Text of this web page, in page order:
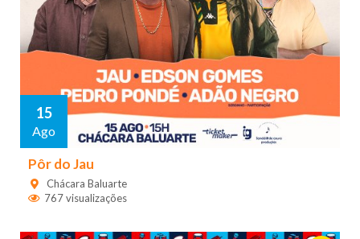
15
Ago
Pôr do Jau
Chácara Baluarte
767 visualizações